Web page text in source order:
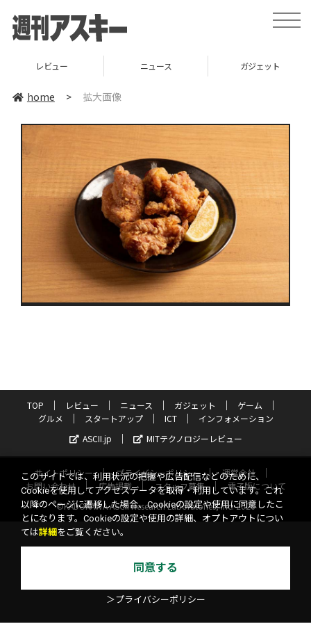
toggle
レビュー ニュース ガジェット
home > 拡大画像
TOP レビュー ニュース ガジェット
ゲーム
グルメ
スタートアップ ICT
インフォメーション
ASCII.jp
MITテクノロジーレビュー
サイトポリシー プライバシーポリシー
運営会社
お問い合わせ
広告掲載 スタッフ募集
電子版について
©KADOKAWA ASCII Research Laboratories, Inc. 2026
このサイトでは、利用状況の把握や広告配信などのために、
Cookieを使用してアクセスデータを取得・利用しています。これ
以降のページに遷移した場合、Cookieの設定や使用に同意したこ
とになります。Cookieの設定や使用の詳細、オプトアウトについ
ては詳細 をご覧ください。
同意する
＞プライバシーポリシー